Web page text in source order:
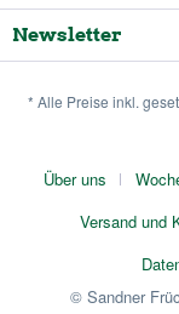
Newsletter
* Alle Preise inkl.
Über uns
Versand und
© Sandner